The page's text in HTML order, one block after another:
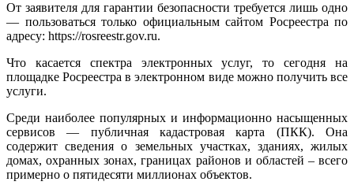
От заявителя для гарантии безопасности требуется лишь одно
— пользоваться только официальным сайтом Росреестра по
адресу: https://rosreestr.gov.ru.
Что касается спектра электронных услуг, то сегодня на
площадке Росреестра в электронном виде можно получить все
услуги.
Среди наиболее популярных и информационно насыщенных
сервисов — публичная кадастровая карта (ПКК). Она
содержит сведения о земельных участках, зданиях, жилых
домах, охранных зонах, границах районов и областей – всего
примерно о пятидесяти миллионах объектов.